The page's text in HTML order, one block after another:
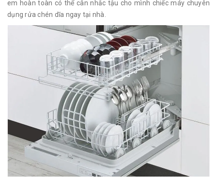
em hoàn toàn có thể cân nhắc tậu cho mình chiếc máy chuyên
dụng rửa chén dĩa ngay tại nhà.